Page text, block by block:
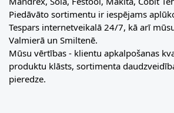
Piedāvāto sortimentu ir iespējams
Tespars internetveikalā 24/7, kā arī
Valmierā un Smiltenē.
Mūsu vērtības - klientu apkalpošanas
produktu klāsts, sortimenta
pieredze.